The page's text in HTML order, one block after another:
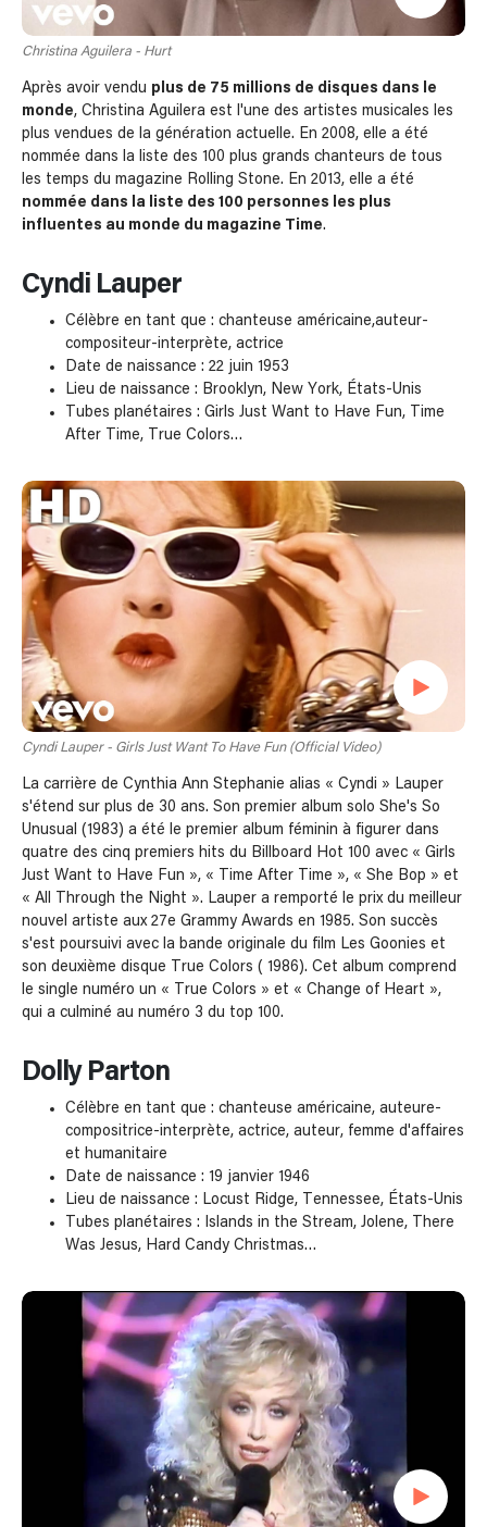
Christina Aguilera - Hurt
Après avoir vendu plus de 75 millions de disques dans le
monde, Christina Aguilera est l'une des artistes musicales les
plus vendues de la génération actuelle. En 2008, elle a été
nommée dans la liste des 100 plus grands chanteurs de tous
les temps du magazine Rolling Stone. En 2013, elle a été
nommée dans la liste des 100 personnes les plus
influentes au monde du magazine Time.
Cyndi Lauper
Célèbre en tant que : chanteuse américaine,auteur-
compositeur-interprète, actrice
Date de naissance : 22 juin 1953
Lieu de naissance : Brooklyn, New York, États-Unis
Tubes planétaires : Girls Just Want to Have Fun, Time
After Time, True Colors…
Cyndi Lauper - Girls Just Want To Have Fun (Official Video)
La carrière de Cynthia Ann Stephanie alias « Cyndi » Lauper
s'étend sur plus de 30 ans. Son premier album solo She's So
Unusual (1983) a été le premier album féminin à figurer dans
quatre des cinq premiers hits du Billboard Hot 100 avec « Girls
Just Want to Have Fun », « Time After Time », « She Bop » et
« All Through the Night ». Lauper a remporté le prix du meilleur
nouvel artiste aux 27e Grammy Awards en 1985. Son succès
s'est poursuivi avec la bande originale du film Les Goonies et
son deuxième disque True Colors ( 1986). Cet album comprend
le single numéro un « True Colors » et « Change of Heart »,
qui a culminé au numéro 3 du top 100.
Dolly Parton
Célèbre en tant que : chanteuse américaine, auteure-
compositrice-interprète, actrice, auteur, femme d'affaires
et humanitaire
Date de naissance : 19 janvier 1946
Lieu de naissance : Locust Ridge, Tennessee, États-Unis
Tubes planétaires : Islands in the Stream, Jolene, There
Was Jesus, Hard Candy Christmas…